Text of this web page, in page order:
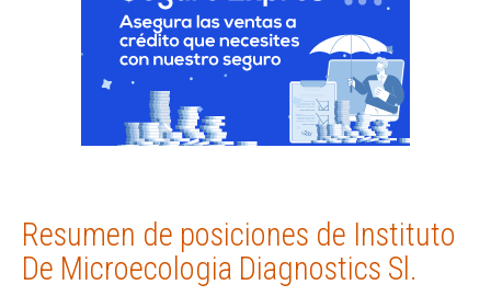
Resumen de posiciones de Instituto
De Microecologia Diagnostics Sl.